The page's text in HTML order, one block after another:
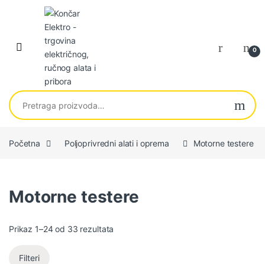
Skip to navigation
Skip to content
0
Pretraga za:
Početna Poljoprivredni alati i oprema Motorne testere
Motorne testere
Prikaz 1–24 od 33 rezultata
Filteri